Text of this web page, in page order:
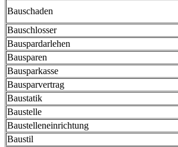
Bauschaden
Bauschlosser
Bauspardarlehen
Bausparen
Bausparkasse
Bausparvertrag
Baustatik
Baustelle
Baustelleneinrichtung
Baustil